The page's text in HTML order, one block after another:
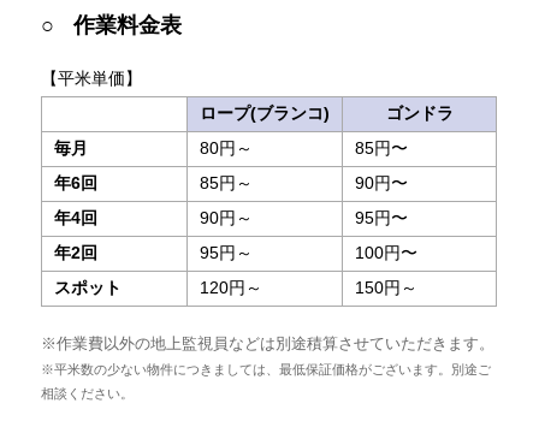
作業料金表
【平米単価】
ロープ(ブランコ)
ゴンドラ
毎月
80円～
85円〜
年6回
85円～
90円〜
年4回
90円～
95円〜
年2回
95円～
100円〜
スポット
120円～ 150円～
※作業費以外の地上監視員などは別途積算させていただきます。
※平米数の少ない物件につきましては、最低保証価格がございます。別途ご
相談ください。